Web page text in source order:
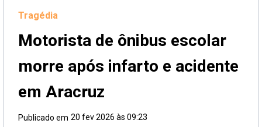
Tragédia
Motorista de ônibus escolar
morre após infarto e acidente
em Aracruz
Publicado em 20 fev 2026 às 09:23